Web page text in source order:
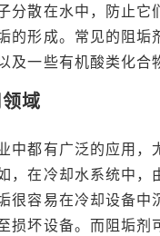
分散在水中，防止它
的形成。常见的阻垢
及一些有机酸类化合
域
中都有广泛的应用，
，在冷却水系统中，
很容易在冷却设备中
损坏设备。而阻垢剂